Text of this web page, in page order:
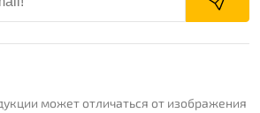
может отличаться от изображения